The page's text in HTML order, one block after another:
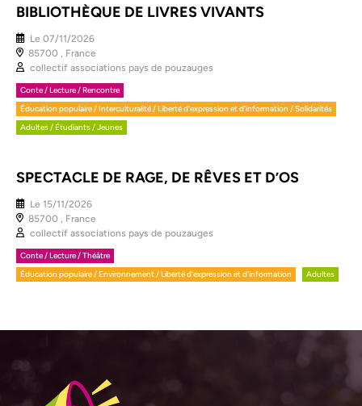
BIBLIOTHÈQUE DE LIVRES VIVANTS
Le 07/11/2026
85700 , France
collectif associations pays de pouzauges
Conte / Lecture / Rencontre
Éducation populaire / Interculturalité / Liberté d'expression et d'information / Solidarités
Adultes / Étudiants / Jeunes
SPECTACLE DE RAGE, DE RÊVES ET D’OS
Le 15/11/2026
85700 , France
collectif associations pays de pouzauges
Conte / Lecture / Théâtre
Éducation populaire / Environnement / Liberté d'expression et d'information
Adultes